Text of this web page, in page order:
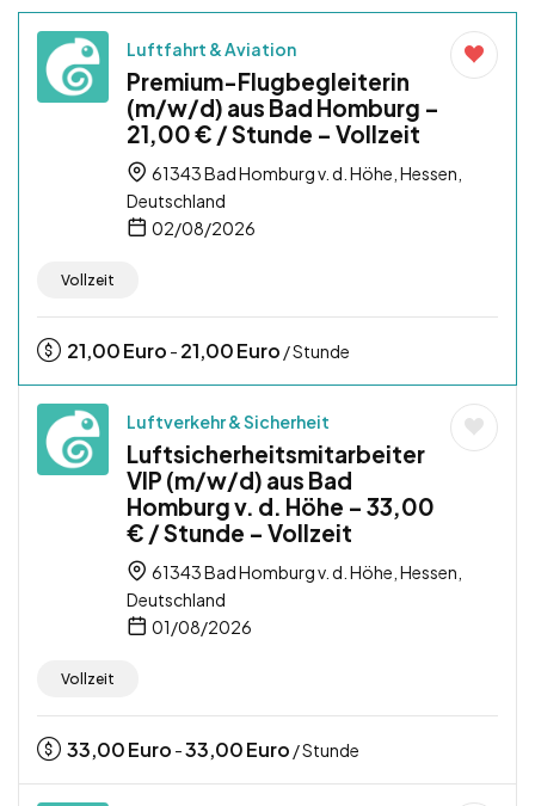
Luftfahrt & Aviation
Premium-Flugbegleiterin
(m/w/d) aus Bad Homburg –
21,00 € / Stunde – Vollzeit
61343 Bad Homburg v. d. Höhe, Hessen,
Deutschland
02/08/2026
Vollzeit
21,00Euro - 21,00Euro / Stunde
Luftverkehr & Sicherheit
Luftsicherheitsmitarbeiter
VIP (m/w/d) aus Bad
Homburg v. d. Höhe – 33,00
€ / Stunde – Vollzeit
61343 Bad Homburg v. d. Höhe, Hessen,
Deutschland
01/08/2026
Vollzeit
33,00Euro -33,00Euro / Stunde